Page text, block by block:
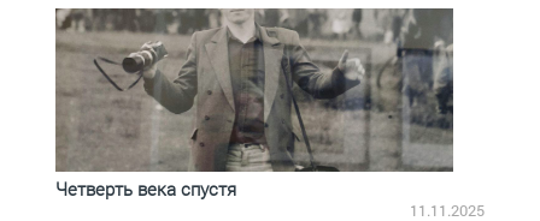
Четверть века спустя
11.11.2025